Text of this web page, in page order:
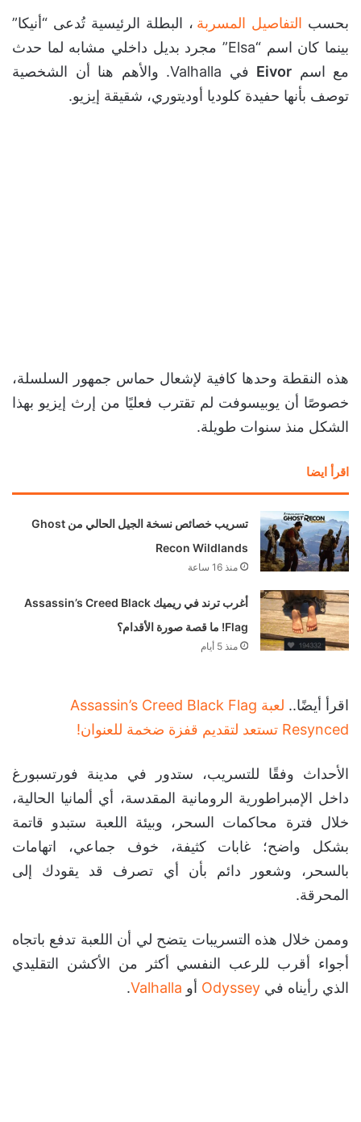
بحسب التفاصيل المسربة ، البطلة الرئيسية تُدعى “أنيكا”
بينما كان اسم “Elsa” مجرد بديل داخلي مشابه لما حدث
مع اسم Eivor
في Valhalla. والأهم هنا أن الشخصية
توصف بأنها حفيدة كلوديا أوديتوري، شقيقة إيزيو.
هذه النقطة وحدها كافية لإشعال حماس جمهور السلسلة،
خصوصًا أن يوبيسوفت لم تقترب فعليًا من إرث إيزيو بهذا
الشكل منذ سنوات طويلة.
اقرأ ايضا
تسريب خصائص نسخة الجيل الحالي من Ghost
Recon Wildlands
منذ 16 ساعة
أغرب ترند في ريميك Assassin’s Creed Black
Flag! ما قصة صورة الأقدام؟
منذ 5 أيام
اقرأ أيضًا..
لعبة Assassin’s Creed Black Flag
Resynced تستعد لتقديم قفزة ضخمة للعنوان!
الأحداث وفقًا للتسريب، ستدور في مدينة فورتسبورغ
داخل الإمبراطورية الرومانية المقدسة، أي ألمانيا الحالية،
خلال فترة محاكمات السحر، وبيئة اللعبة ستبدو قاتمة
بشكل واضح؛ غابات كثيفة، خوف جماعي، اتهامات
بالسحر، وشعور دائم بأن أي تصرف قد يقودك إلى
المحرقة.
وممن خلال هذه التسريبات يتضح لي أن اللعبة تدفع باتجاه
أجواء أقرب للرعب النفسي أكثر من الأكشن التقليدي
الذي رأيناه في Odyssey أو Valhalla
.